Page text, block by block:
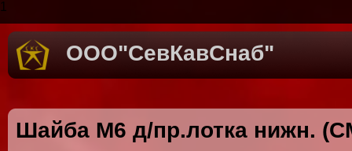
1
ООО"СевКавСнаб"
Шайба М6 д/пр.лотка нижн.